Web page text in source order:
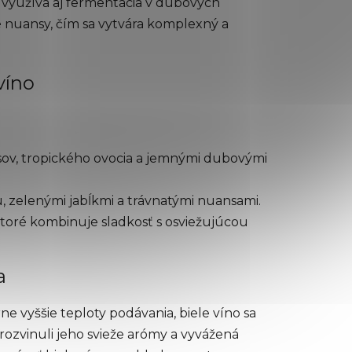
čím sa vytvára komplexný a
tropického ovocia a jemnými dubovými
zelenými jabĺkmi a trávnatými nuansami.
kombinuje sladkosť s osviežujúcou
vyššie teploty podávania, biele víno sa
jeho svieže arómy a vyvážená